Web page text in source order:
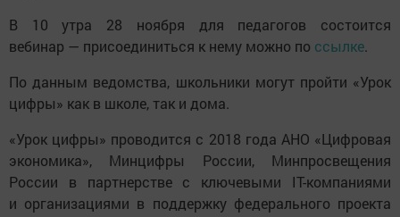
В 10 утра 28 ноября для педагогов состоится
вебинар — присоединиться к нему можно по ссылке.
По данным ведомства, школьники могут пройти «Урок
цифры» как в школе, так и дома.
«Урок цифры» проводится с 2018 года АНО «Цифровая
экономика», Минцифры России, Минпросвещения
России в партнерстве с ключевыми IT-компаниями
и организациями в поддержку федерального проекта